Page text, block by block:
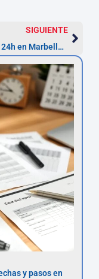
SIGUIENTE
Abogado 24h en Marbella — asistencia urgente (plazo 72h)
y pasos en